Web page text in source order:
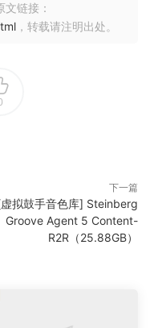
链接：
，转载请注明出处。
下一篇
拟鼓手音色库] Steinberg
Groove Agent 5 Content-
R2R（25.88GB）